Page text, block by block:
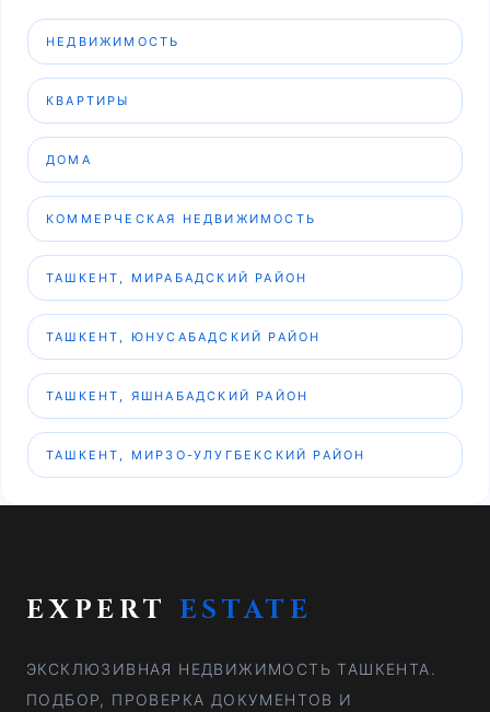
НЕДВИЖИМОСТЬ
КВАРТИРЫ
ДОМА
КОММЕРЧЕСКАЯ НЕДВИЖИМОСТЬ
ТАШКЕНТ, МИРАБАДСКИЙ РАЙОН
ТАШКЕНТ, ЮНУСАБАДСКИЙ РАЙОН
ТАШКЕНТ, ЯШНАБАДСКИЙ РАЙОН
ТАШКЕНТ, МИРЗО-УЛУГБЕКСКИЙ РАЙОН
EXPERT ESTATE
ЭКСКЛЮЗИВНАЯ НЕДВИЖИМОСТЬ ТАШКЕНТА.
ПОДБОР, ПРОВЕРКА ДОКУМЕНТОВ И